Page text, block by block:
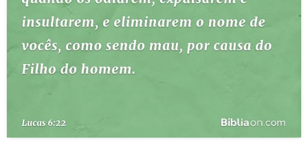
PERGUNTE À BÍBLIA IA
TERMO BÍBLICO